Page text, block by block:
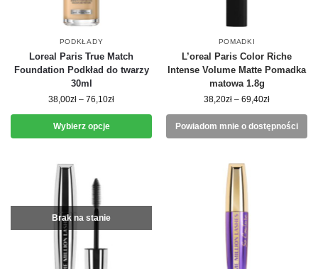
PODKŁADY
Loreal Paris True Match
Foundation Podkład do twarzy
30ml
38,00zł – 76,10zł
Wybierz opcje
POMADKI
L’oreal Paris Color Riche
Intense Volume Matte Pomadka
matowa 1.8g
38,20zł – 69,40zł
Powiadom mnie o dostępności
Brak na stanie